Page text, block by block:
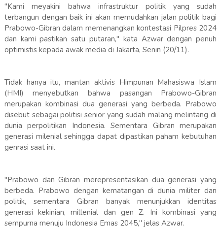
"Kami meyakini bahwa infrastruktur politik yang sudah
terbangun dengan baik ini akan memudahkan jalan politik bagi
Prabowo-Gibran dalam memenangkan kontestasi Pilpres 2024
dan kami pastikan satu putaran," kata Azwar dengan penuh
optimistis kepada awak media di Jakarta, Senin (20/11).
Tidak hanya itu, mantan aktivis Himpunan Mahasiswa Islam
(HMI) menyebutkan bahwa pasangan Prabowo-Gibran
merupakan kombinasi dua generasi yang berbeda. Prabowo
disebut sebagai politisi senior yang sudah malang melintang di
dunia perpolitikan Indonesia. Sementara Gibran merupakan
generasi milenial sehingga dapat dipastikan paham kebutuhan
genrasi saat ini.
"Prabowo dan Gibran merepresentasikan dua generasi yang
berbeda. Prabowo dengan kematangan di dunia militer dan
politik, sementara Gibran banyak menunjukkan identitas
generasi kekinian, millenial dan gen Z. Ini kombinasi yang
sempurna menuju Indonesia Emas 2045," jelas Azwar.